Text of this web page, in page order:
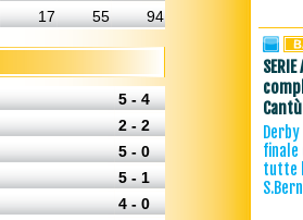
17 55 94
5 - 4
2 - 2
5 - 0
5 - 1
4 - 0
finale
tutte